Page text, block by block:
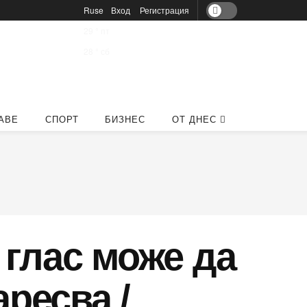
Ruse
Вход Регистрация
СПОРТ БИЗНЕС ОТ ДНЕС
може да